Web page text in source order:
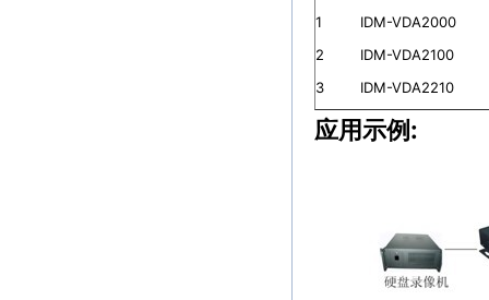
1
IDM-VDA2000
2
IDM-VDA2100
3
IDM-VDA2210
应用示例: